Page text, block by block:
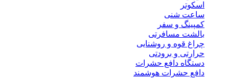
اسکوتر
ساعت شنی
کمپینگ و سفر
بالشت مسافرتی
چراغ قوه و روشنایی
حرارتی و برودتی
دستگاه دافع حشرات
دافع حشرات هوشمند